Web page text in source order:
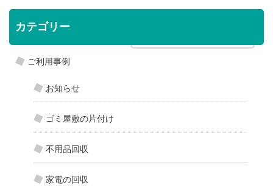
カテゴリー
ご利用事例
お知らせ
ゴミ屋敷の片付け
不用品回収
家電の回収